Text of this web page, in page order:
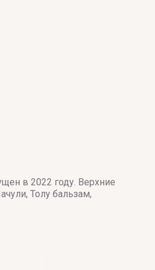
в 2022 году. Верхние
Толу бальзам,